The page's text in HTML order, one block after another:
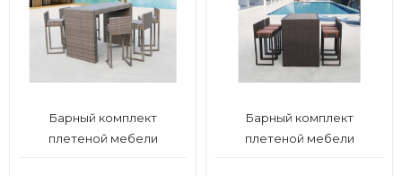
Барный комплект
плетеной мебели
Барный комплект
плетеной мебели